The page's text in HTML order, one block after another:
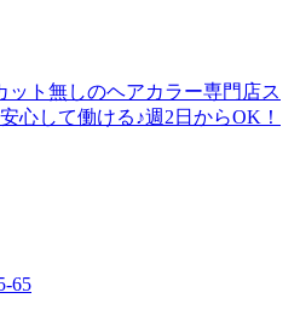
ト無しのヘアカラー専門店ス
心して働ける♪週2日からOK！
65